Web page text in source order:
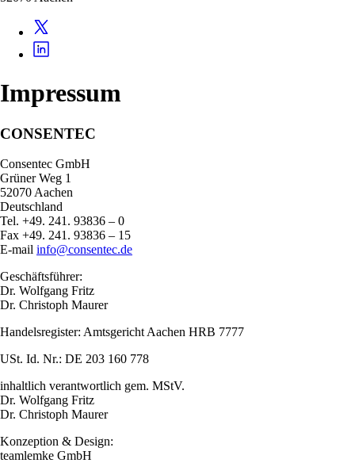
Impressum
CONSENTEC
Consentec GmbH
Grüner Weg 1
52070 Aachen
Deutschland
Tel. +49. 241. 93836 – 0
Fax +49. 241. 93836 – 15
E-mail info@consentec.de
Geschäftsführer:
Dr. Wolfgang Fritz
Dr. Christoph Maurer
Handelsregister: Amtsgericht Aachen HRB 7777
USt. Id. Nr.: DE 203 160 778
inhaltlich verantwortlich gem. MStV.
Dr. Wolfgang Fritz
Dr. Christoph Maurer
Konzeption & Design:
teamlemke GmbH